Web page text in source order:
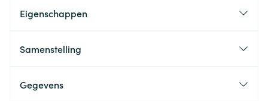
Eigenschappen
Samenstelling
Gegevens